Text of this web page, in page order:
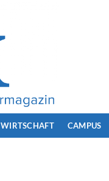
WIRTSCHAFT CAMPUS